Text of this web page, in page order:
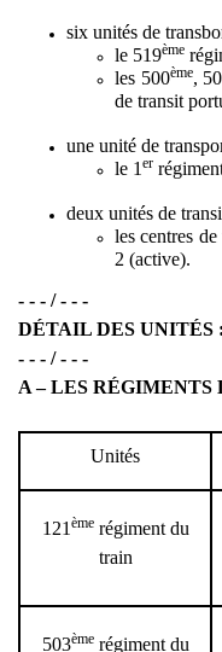
six unités de
le 519ème
les 500ème,
de transit
une unité de
le 1 er
deux unités de
les centres
2 (active).
- - - / - - -
DÉTAIL DES UNITÉS :
- - - / - - -
A – LES RÉGIMENTS
Unités
121 èmerégiment du
train
503èmerégiment du